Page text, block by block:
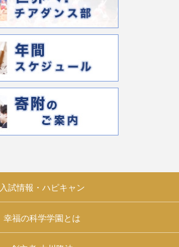
入試情報・ハピキャン
幸福の科学学園とは